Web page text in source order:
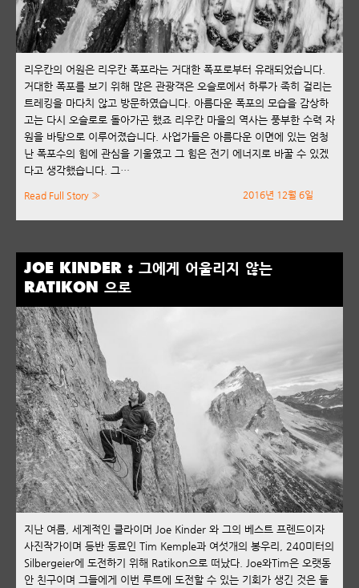
리우칸의 어원은 리우칸 폭포라는 거대한 폭포로부터 유래되었습니다.
거대한 폭포를 보기 위해 많은 관광객은 오슬로에서 하루가 족히 걸리는
트레킹을 마다치 않고 방문하였습니다. 아름다운 폭포의 모습을 감상하
고는 다시 오슬로로 돌아가곤 했죠 리우칸 마을의 역사는 풍부한 수력 자
원을 바탕으로 이루어졌습니다. 사업가들은 아름다운 이면에 있는 엄청
난 폭포수의 힘에 관심을 기울였고 그 힘은 전기 에너지로 바꿀 수 있겠
다고 생각했습니다. 그…
2016년 12월 6일
Read Full Story »
JOE KINDER : 그에게 어울리지 않는
RATIKON 으로
지난 여름, 세계적인 클라이머 Joe Kinder 와 그의 베스트 프렌드이자
사진작가이며 등반 동료인 Tim Kemple과 여섯개의 봉우리, 240미터의
Silbergeier에 도전하기 위해 Ratikon으로 떠났다. Joe와Tim은 오랫동
안 친구이며 그들에게 이번 루트에 도전할 수 있는 기회가 생긴 것은 둘